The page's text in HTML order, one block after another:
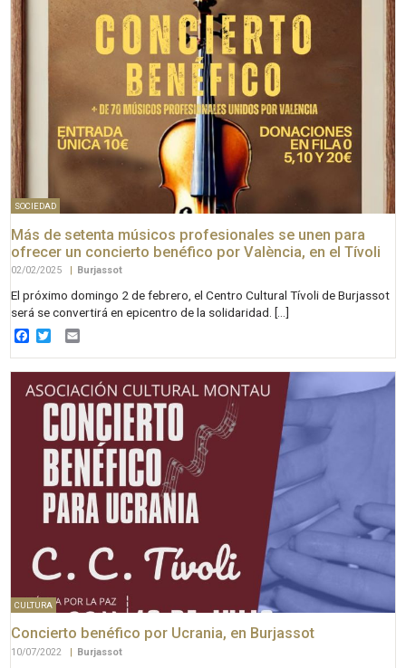
SOCIEDAD
Más de setenta músicos profesionales se unen para
ofrecer un concierto benéfico por València, en el Tívoli
02/02/2025 | Burjassot
El próximo domingo 2 de febrero, el Centro Cultural Tívoli de Burjassot
será se convertirá en epicentro de la solidaridad. […]
Facebook
Twitter
CULTURA
Concierto benéfico por Ucrania, en Burjassot
10/07/2022 | Burjassot